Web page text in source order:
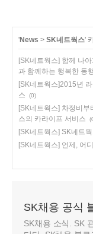
'News > SK네트웍스'
[SK네트웍스] 함께 나
과 함께하는 행복한 동
[SK네트웍스]2015년
스
(0)
[SK네트웍스] 차정비부
스의 카라이프 서비스
[SK네트웍스] SK네트
[SK네트웍스] 언제, 어
SK채용 공식
SK채용 소식. SK